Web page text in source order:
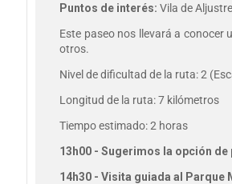
Puntos de interés: Vila de
Este paseo nos llevará a conocer
otros.
Nivel de dificultad de la ruta: 2
Longitud de la ruta: 7 kilómetros
Tiempo estimado: 2 horas
13h00 - Sugerimos la opción de
14h30 - Visita guiada al Parque